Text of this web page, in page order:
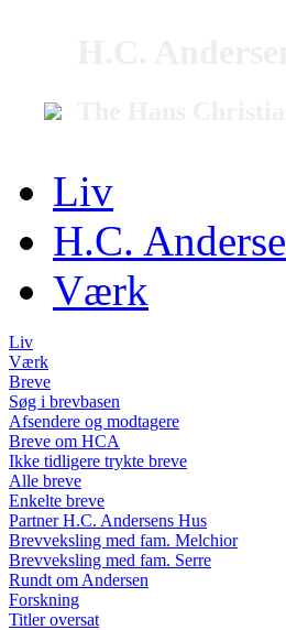
Liv
H.C.
Værk
Liv
Værk
Breve
Søg i brevbasen
Afsendere og modtagere
Breve om HCA
Ikke tidligere trykte breve
Alle breve
Enkelte breve
Partner H.C. Andersens Hus
Brevveksling med fam. Melchior
Brevveksling med fam. Serre
Rundt om Andersen
Forskning
Titler oversat